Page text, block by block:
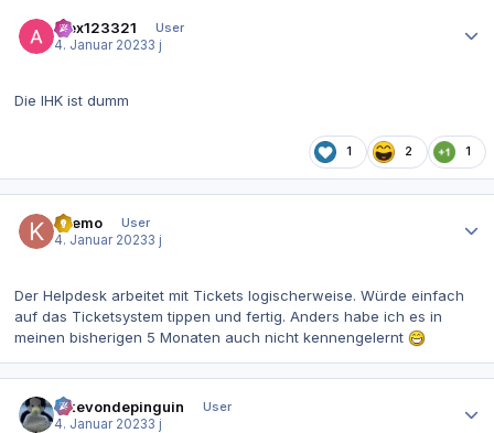
alex123321
User
4. Januar 20233 j
Die IHK ist dumm
1 2 1
Keemo
User
4. Januar 20233 j
Der Helpdesk arbeitet mit Tickets logischerweise. Würde einfach
auf das Ticketsystem tippen und fertig. Anders habe ich es in
meinen bisherigen 5 Monaten auch nicht kennengelernt
ickevondepinguin
User
4. Januar 20233 j